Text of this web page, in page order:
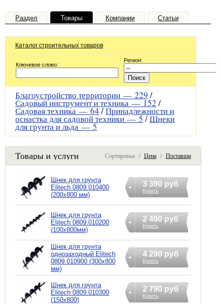
Раздел Товары Компании Статьи
Каталог строительных товаров
Ключевое слово:
Регион:
Благоустройство территории — 229 /
Садовый инструмент и техника —152 /
Садовая техника —64/Принадлежности и
оснастка для садовой техники —5/Шнеки
для грунта и льда —5
Товары и услуги Сортировка / Цена/ Поставщик
Шнек для грунта
Еlitech 0809.010400
(200х800 мм)
3 390 руб
Купить
Шнек для грунта
Elitech 0809.010200
(100х800мм)
2 490 руб
Купить
Шнек для грунта
однозаходный Elitech
0809.010900 (300х800
мм)
4 290 руб
Купить
Шнек для грунта
Elitech 0809.010300
(150х800)
2 790 руб
Купить